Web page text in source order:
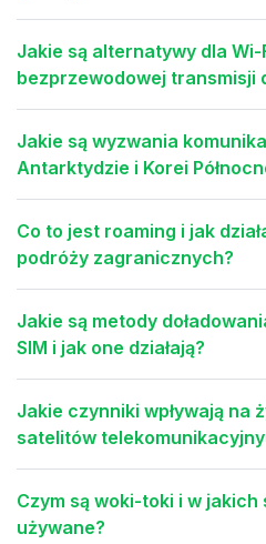
Jakie są alternatywy dla Wi-
bezprzewodowej transmisji
Jakie są wyzwania
Antarktydzie i Korei
Co to jest roaming i jak
podróży zagranicznych?
Jakie są metody
SIM i jak one działają?
Jakie czynniki wpływają na
satelitów
Czym są woki-toki i w
używane?